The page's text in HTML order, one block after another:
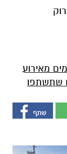
מאירוע
שתשתפו